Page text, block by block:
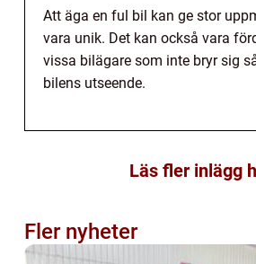
Att äga en ful bil kan ge stor
vara unik. Det kan också vara
vissa bilägare som inte bryr sig
bilens utseende.
Läs fler inlägg
Fler nyheter